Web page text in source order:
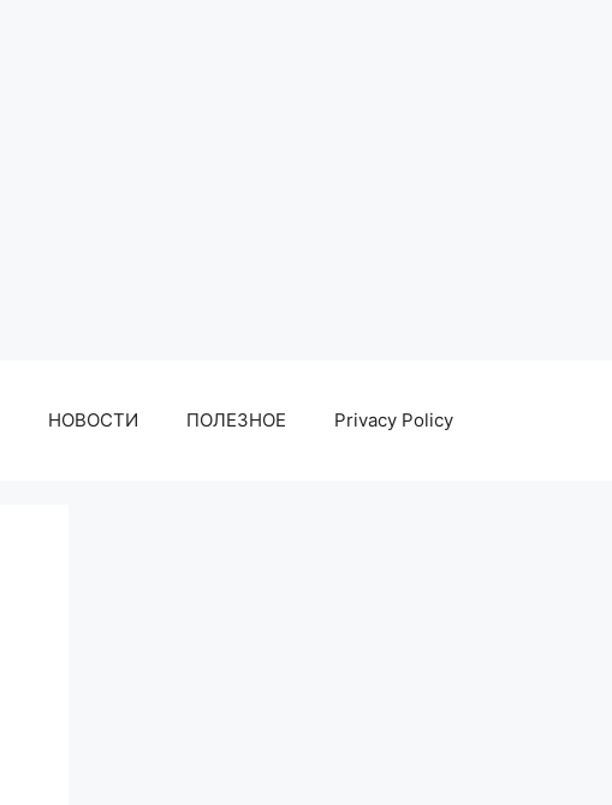
НОВОСТИ ПОЛЕЗНОЕ Privacy Policy